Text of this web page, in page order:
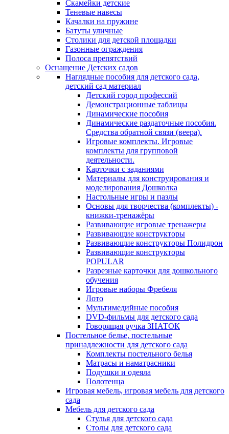
Скамейки детские
Теневые навесы
Качалки на пружине
Батуты уличные
Столики для детской площадки
Газонные ограждения
Полоса препятствий
Оснащение Детских садов
Наглядные пособия для детского сада,
детский сад материал
Детский город профессий
Демонстрационные таблицы
Динамические пособия
Динамические раздаточные пособия.
Средства обратной связи (веера).
Игровые комплекты. Игровые
комплекты для групповой
деятельности.
Карточки с заданиями
Материалы для конструирования и
моделирования Дошколка
Настольные игры и пазлы
Основы для творчества (комплекты) -
книжки-тренажёры
Развивающие игровые тренажеры
Развивающие конструкторы
Развивающие конструкторы Полидрон
Развивающие конструкторы
POPULAR
Разрезные карточки для дошкольного
обучения
Игровые наборы Фребеля
Лото
Мультимедийные пособия
DVD-фильмы для детского сада
Говорящая ручка ЗНАТОК
Постельное белье, постельные
принадлежности для детского сада
Комплекты постельного белья
Матрасы и наматрасники
Подушки и одеяла
Полотенца
Игровая мебель, игровая мебель для детского
сада
Мебель для детского сада
Стулья для детского сада
Столы для детского сада